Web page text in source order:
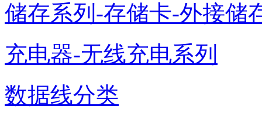
储存系列-存储卡-外接储
充电器-无线充电系列
数据线分类